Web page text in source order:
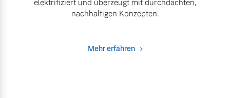
elektrifiziert und überzeugt mit durchdachten,
nachhaltigen Konzepten.
Mehr erfahren